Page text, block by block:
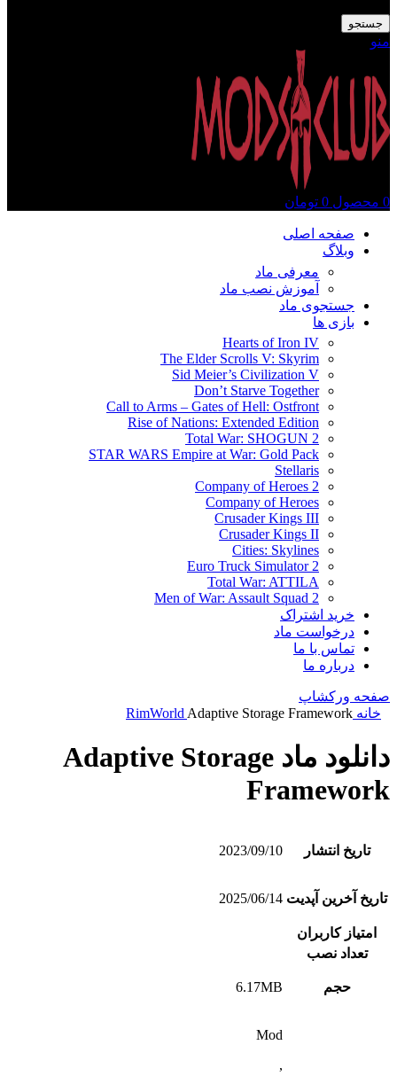
جستجو
منو
0 محصول 0 تومان
صفحه اصلی
وبلاگ
معرفی ماد
آموزش نصب ماد
جستجوی ماد
بازی ها
Hearts of Iron IV
The Elder Scrolls V: Skyrim
Sid Meier’s Civilization V
Don’t Starve Together
Call to Arms – Gates of Hell: Ostfront
Rise of Nations: Extended Edition
Total War: SHOGUN 2
STAR WARS Empire at War: Gold Pack
Stellaris
Company of Heroes 2
Company of Heroes
Crusader Kings III
Crusader Kings II
Cities: Skylines
Euro Truck Simulator 2
Total War: ATTILA
Men of War: Assault Squad 2
خرید اشتراک
درخواست ماد
تماس با ما
درباره ما
صفحه ورکشاپ
خانه
RimWorld Adaptive Storage Framework
دانلود ماد Adaptive Storage
Framework
تاریخ انتشار 2023/09/10
تاریخ آخرین آپدیت 2025/06/14
امتیاز کاربران
تعداد نصب
حجم 6.17MB
Mod
,